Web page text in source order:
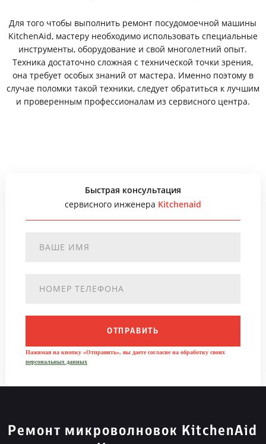
Для того чтобы выполнить ремонт посудомоечной машины
KitchenAid, мастеру необходимо использовать специальные
инструменты, оборудование и свой многолетний опыт.
Техника достаточно сложная с технической точки зрения,
она требует особых знаний от мастера. Именно поэтому в
случае поломки такой техники, следует обратиться к лучшим
и проверенным профессионалам из сервисного центра.
Быстрая консультация
сервисного инженера Kitchenaid
ОТПРАВИТЬ
Нажимая на кнопку «Отправить», вы даете согласие на обработку своих
персональных данных
Ремонт микроволновок KitchenAid